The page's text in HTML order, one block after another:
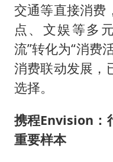
交通等直接消费
点、文娱等多
流”转化为“消费
消费联动发展，
选择。
携程Envision：
重要样本